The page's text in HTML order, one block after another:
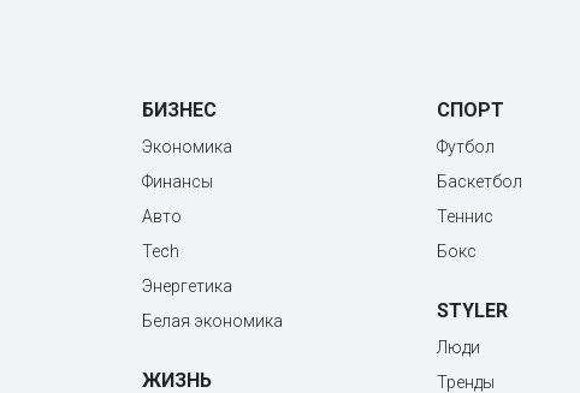
БИЗНЕС
Экономика
Финансы
Авто
Tech
Энергетика
Белая экономика
ЖИЗНЬ
СПОРТ
Футбол
Баскетбол
Теннис
Бокс
STYLER
Люди
Тренды